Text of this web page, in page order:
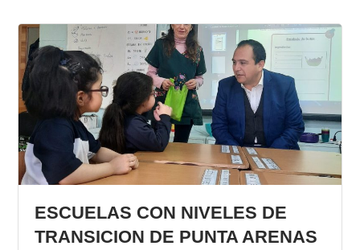
ESCUELAS CON NIVELES DE
TRANSICION DE PUNTA ARENAS